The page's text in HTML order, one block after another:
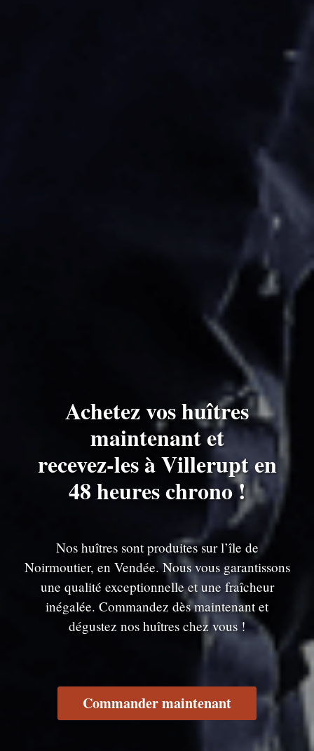
Achetez vos huîtres
maintenant et
recevez-les à Villerupt en
48 heures chrono !
Nos huîtres sont produites sur l’île de
Noirmoutier, en Vendée. Nous vous garantissons
une qualité exceptionnelle et une fraîcheur
inégalée. Commandez dès maintenant et
dégustez nos huîtres chez vous !
Commander maintenant